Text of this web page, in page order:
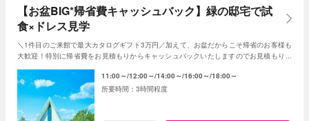
【お盆BIG*帰省費キャッシュバック】緑の邸宅で試
食×ドレス見学
＼1件目のご来館で最大カタログギフト3万円／加えて、お盆だからこそ帰省のお客様も
大歓迎！特別に帰省費をお見積もりからキャッシュバックいたしますのでお見積もり作
11:00～ 12:00～ 14:00～ 16:00～ 18:00～
3時間程度